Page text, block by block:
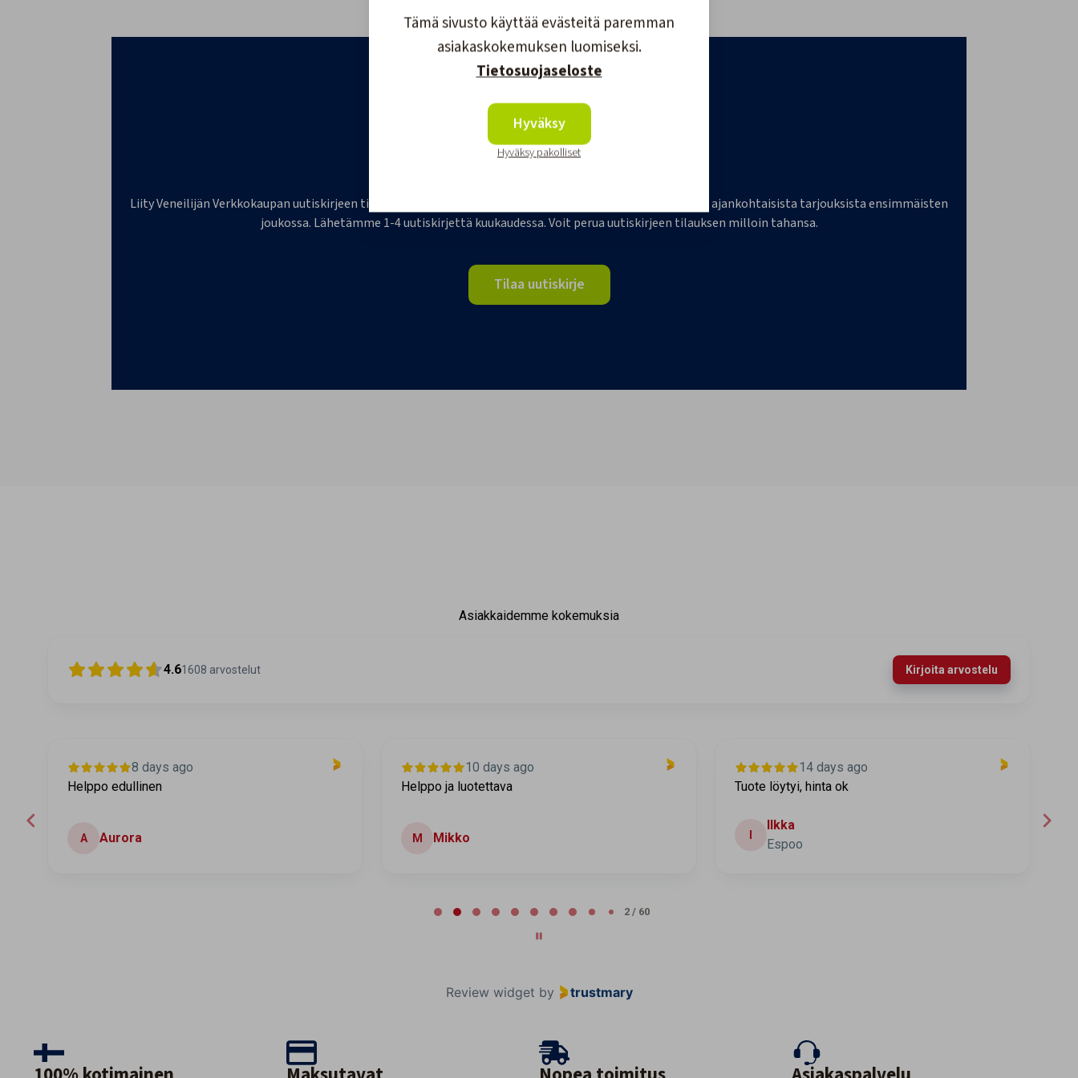
Liity Veneilijän Verkkokaupan uutiskirjeen tilaajaksi, ja saat jatkossa tietoa veneilystä, uutuustuotteista ja ajankohtaisista tarjouksista ensimmäisten
joukossa. Lähetämme 1-4 uutiskirjettä kuukaudessa. Voit perua uutiskirjeen tilauksen milloin tahansa.
Tilaa uutiskirje
Asiakkaidemme kokemuksia
4.61608 arvostelut Kirjoita arvostelu
8 days ago
Helppo edullinen
A Aurora
10 days ago
Helppo ja luotettava
M Mikko
14 days ago
Tuote löytyi, hinta ok
Ilkka
Espoo
2 / 60
Review widget by trustmary
Tämä sivusto käyttää evästeitä paremman
asiakaskokemuksen luomiseksi.
Tietosuojaseloste
Hyväksy
Hyväksy pakolliset